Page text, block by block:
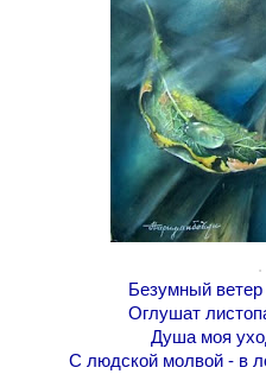
.
Безумный
Оглушат
Душа моя
С людской молвой - в